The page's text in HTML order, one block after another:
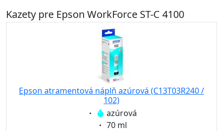
Kazety pre Epson WorkForce ST-C 4100
Epson atramentová náplň azúrová (C13T03R240 /
102)
Eigenschaft:
azúrová
Eigenschaft:
70 ml